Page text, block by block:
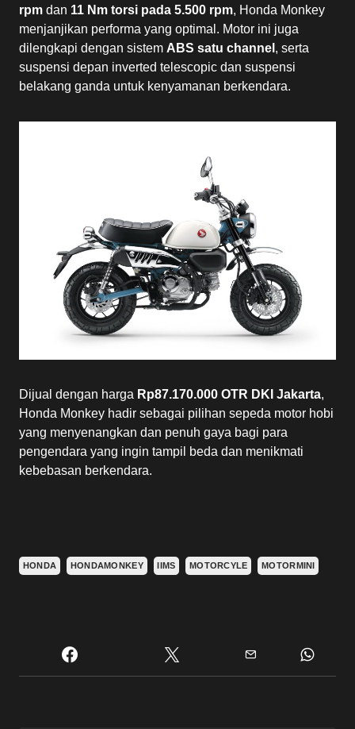
rpm dan 11 Nm torsi pada 5.500 rpm, Honda Monkey
menjanjikan performa yang optimal. Motor ini juga
dilengkapi dengan sistem ABS satu channel , serta
suspensi depan inverted telescopic dan suspensi
belakang ganda untuk kenyamanan berkendara.
Dijual dengan harga Rp87.170.000 OTR DKI Jakarta,
Honda Monkey hadir sebagai pilihan sepeda motor hobi
yang menyenangkan dan penuh gaya bagi para
pengendara yang ingin tampil beda dan menikmati
kebebasan berkendara.
HONDA HONDAMONKEY IIMS MOTORCYLE MOTORMINI